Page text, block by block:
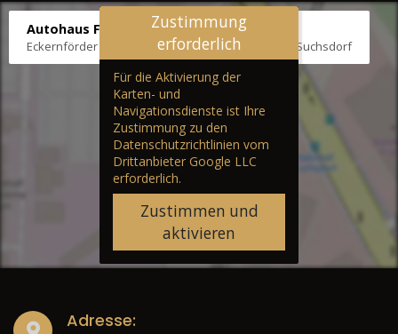
Autohaus Fräter
Eckernförder Str. /Klausbrooker Weg 1, 24107 Kiel-Suchsdorf
Zustimmung
erforderlich
Für die Aktivierung der
Karten- und
Navigationsdienste ist Ihre
Zustimmung zu den
Datenschutzrichtlinien vom
Drittanbieter Google LLC
erforderlich.
Zustimmen und
aktivieren
Adresse: